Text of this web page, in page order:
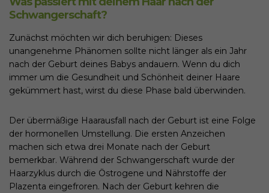
Schwangerschaft?
Zunächst möchten wir dich beruhigen: Dieses
unangenehme Phänomen sollte nicht länger als ein Jahr
nach der Geburt deines Babys andauern. Wenn du dich
immer um die Gesundheit und Schönheit deiner Haare
gekümmert hast, wirst du diese Phase bald überwinden.
Der übermäßige Haarausfall nach der Geburt ist eine Folge
der hormonellen Umstellung. Die ersten Anzeichen
machen sich etwa drei Monate nach der Geburt
bemerkbar. Während der Schwangerschaft wurde der
Haarzyklus durch die Östrogene und Nährstoffe der
Plazenta eingefroren. Nach der Geburt kehren die